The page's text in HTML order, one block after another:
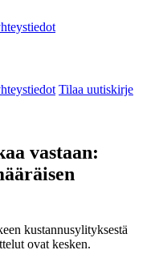
Tilaa uutiskirje
vastaan:
kustannusylityksestä
ovat kesken.